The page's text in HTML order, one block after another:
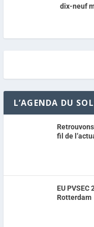
dix-neuf
L’AGENDA DU
fil de
EU
Rotterdam